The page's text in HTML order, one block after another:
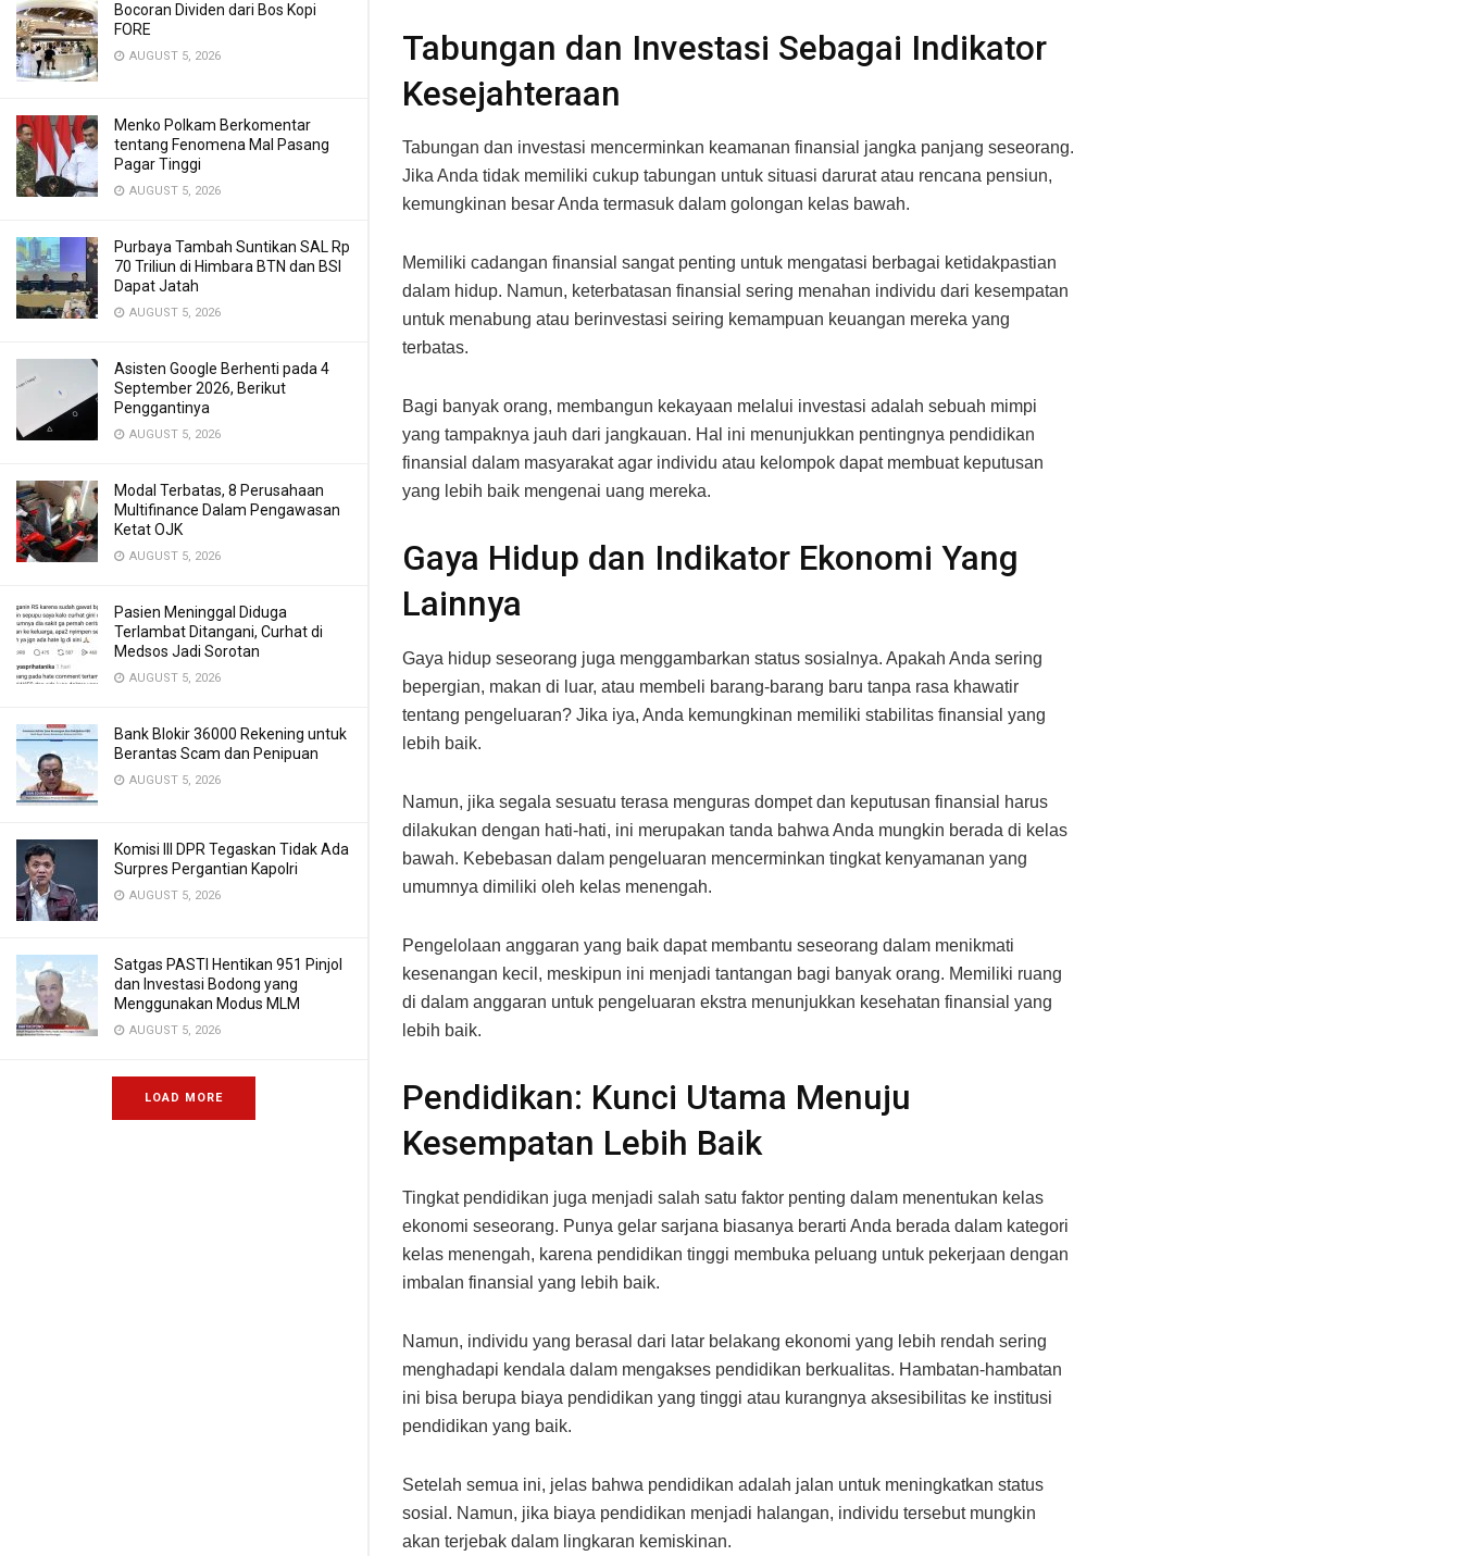
Bocoran Dividen dari Bos Kopi
FORE
AUGUST 5, 2026
Menko Polkam Berkomentar
tentang Fenomena Mal Pasang
Pagar Tinggi
AUGUST 5, 2026
Purbaya Tambah Suntikan SAL Rp
70 Triliun di Himbara BTN dan BSI
Dapat Jatah
AUGUST 5, 2026
Asisten Google Berhenti pada 4
September 2026, Berikut
Penggantinya
AUGUST 5, 2026
Modal Terbatas, 8 Perusahaan
Multifinance Dalam Pengawasan
Ketat OJK
AUGUST 5, 2026
Pasien Meninggal Diduga
Terlambat Ditangani, Curhat di
Medsos Jadi Sorotan
AUGUST 5, 2026
Bank Blokir 36000 Rekening untuk
Berantas Scam dan Penipuan
AUGUST 5, 2026
Komisi III DPR Tegaskan Tidak Ada
Surpres Pergantian Kapolri
AUGUST 5, 2026
Satgas PASTI Hentikan 951 Pinjol
dan Investasi Bodong yang
Menggunakan Modus MLM
AUGUST 5, 2026
LOAD MORE
Tabungan dan Investasi Sebagai Indikator
Kesejahteraan
Tabungan dan investasi mencerminkan keamanan finansial jangka panjang seseorang.
Jika Anda tidak memiliki cukup tabungan untuk situasi darurat atau rencana pensiun,
kemungkinan besar Anda termasuk dalam golongan kelas bawah.
Memiliki cadangan finansial sangat penting untuk mengatasi berbagai ketidakpastian
dalam hidup. Namun, keterbatasan finansial sering menahan individu dari kesempatan
untuk menabung atau berinvestasi seiring kemampuan keuangan mereka yang
terbatas.
Bagi banyak orang, membangun kekayaan melalui investasi adalah sebuah mimpi
yang tampaknya jauh dari jangkauan. Hal ini menunjukkan pentingnya pendidikan
finansial dalam masyarakat agar individu atau kelompok dapat membuat keputusan
yang lebih baik mengenai uang mereka.
Gaya Hidup dan Indikator Ekonomi Yang
Lainnya
Gaya hidup seseorang juga menggambarkan status sosialnya. Apakah Anda sering
bepergian, makan di luar, atau membeli barang-barang baru tanpa rasa khawatir
tentang pengeluaran? Jika iya, Anda kemungkinan memiliki stabilitas finansial yang
lebih baik.
Namun, jika segala sesuatu terasa menguras dompet dan keputusan finansial harus
dilakukan dengan hati-hati, ini merupakan tanda bahwa Anda mungkin berada di kelas
bawah. Kebebasan dalam pengeluaran mencerminkan tingkat kenyamanan yang
umumnya dimiliki oleh kelas menengah.
Pengelolaan anggaran yang baik dapat membantu seseorang dalam menikmati
kesenangan kecil, meskipun ini menjadi tantangan bagi banyak orang. Memiliki ruang
di dalam anggaran untuk pengeluaran ekstra menunjukkan kesehatan finansial yang
lebih baik.
Pendidikan: Kunci Utama Menuju
Kesempatan Lebih Baik
Tingkat pendidikan juga menjadi salah satu faktor penting dalam menentukan kelas
ekonomi seseorang. Punya gelar sarjana biasanya berarti Anda berada dalam kategori
kelas menengah, karena pendidikan tinggi membuka peluang untuk pekerjaan dengan
imbalan finansial yang lebih baik.
Namun, individu yang berasal dari latar belakang ekonomi yang lebih rendah sering
menghadapi kendala dalam mengakses pendidikan berkualitas. Hambatan-hambatan
ini bisa berupa biaya pendidikan yang tinggi atau kurangnya aksesibilitas ke institusi
pendidikan yang baik.
Setelah semua ini, jelas bahwa pendidikan adalah jalan untuk meningkatkan status
sosial. Namun, jika biaya pendidikan menjadi halangan, individu tersebut mungkin
akan terjebak dalam lingkaran kemiskinan.